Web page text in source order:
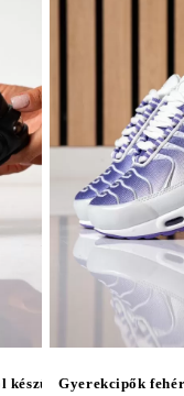
készült Anouk #25448
Gyerekcipők